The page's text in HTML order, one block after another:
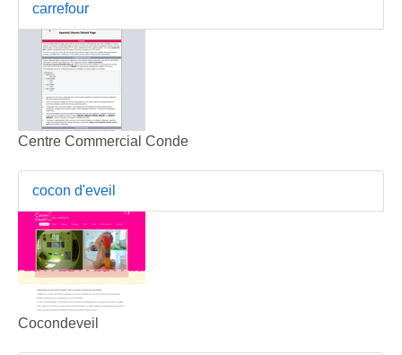
carrefour
Centre Commercial Conde
cocon d'eveil
Cocondeveil